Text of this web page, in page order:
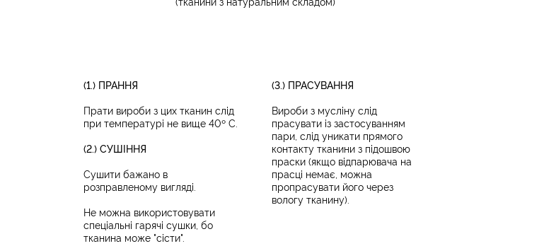
(1.) ПРАННЯ
Прати вироби з цих тканин слід
при температурі не вище 40º С.
(2.) СУШІННЯ
Сушити бажано в
розправленому вигляді.
Не можна використовувати
спеціальні гарячі сушки, бо
тканина може "сісти".
(3.) ПРАСУВАННЯ
Вироби з мусліну слід
прасувати із застосуванням
пари, слід уникати прямого
контакту тканини з підошвою
праски (якщо відпарювача на
прасці немає, можна
пропрасувати його через
вологу тканину).